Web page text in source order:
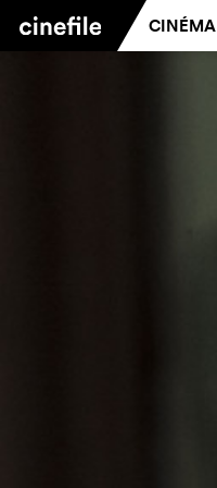
CINÉMA